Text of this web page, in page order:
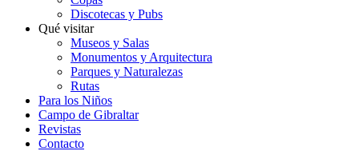
Discotecas y Pubs
Qué visitar
Museos y Salas
Monumentos y Arquitectura
Parques y Naturalezas
Rutas
Para los Niños
Campo de Gibraltar
Revistas
Contacto